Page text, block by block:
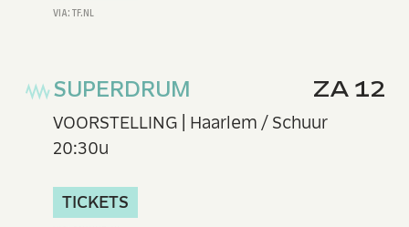
ZA 12
SUPERDRUM
VOORSTELLING | Haarlem / Schuur
20:30u
TICKETS